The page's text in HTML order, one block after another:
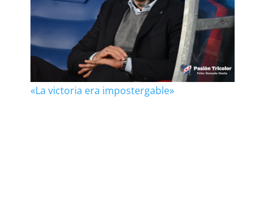
«La victoria era impostergable»